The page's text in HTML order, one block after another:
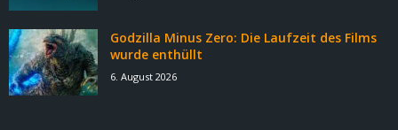
Godzilla Minus Zero: Die Laufzeit des Films
wurde enthüllt
6. August 2026